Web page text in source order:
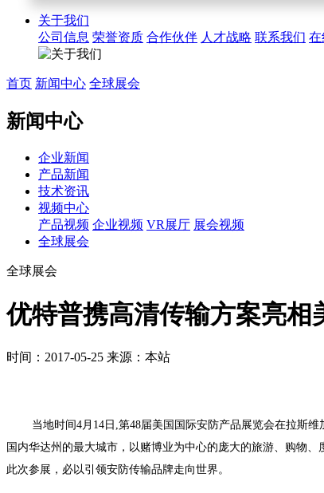
关于我们
公司信息 荣誉资质 合作伙伴 人才战略 联系我们 在
首页 新闻中心 全球展会
新闻中心
企业新闻
产品新闻
技术资讯
视频中心
产品视频 企业视频 VR展厅 展会视频
全球展会
全球展会
优特普携高清传输方案亮相
时间：2017-05-25 来源：本站
当地时间4月14日,第48届美国国际安防产品展览会在拉斯
国内华达州的最大城市，以赌博业为中心的庞大的旅游、购物
此次参展，必以引领安防传输品牌走向世界。